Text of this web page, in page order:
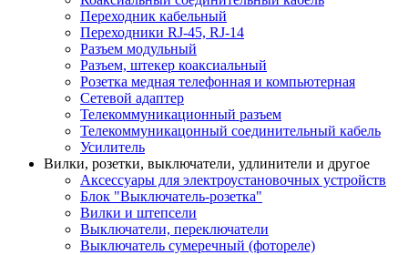
Переходник кабельный
Переходники RJ-45, RJ-14
Разъем модульный
Разъем, штекер коаксиальный
Розетка медная телефонная и компьютерная
Сетевой адаптер
Телекоммуникационный разъем
Телекоммуникацонный соединительный кабель
Усилитель
Вилки, розетки, выключатели, удлинители и другое
Аксессуары для электроустановочных устройств
Блок "Выключатель-розетка"
Вилки и штепсели
Выключатели, переключатели
Выключатель сумеречный (фотореле)